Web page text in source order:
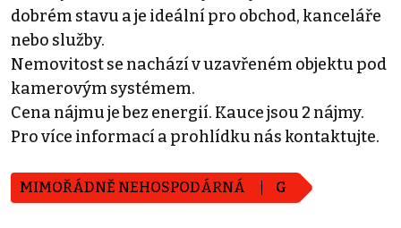
dobrém stavu a je ideální pro obchod, kanceláře
nebo služby.
Nemovitost se nachází v uzavřeném objektu pod
kamerovým systémem.
Cena nájmu je bez energií. Kauce jsou 2 nájmy.
Pro více informací a prohlídku nás kontaktujte.
MIMOŘÁDNĚ NEHOSPODÁRNÁ G